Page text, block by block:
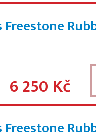
6 250 Kč